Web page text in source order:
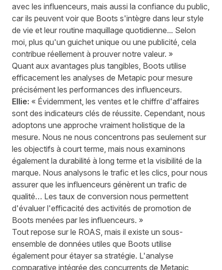
avec les influenceurs, mais aussi la confiance du public,
car ils peuvent voir que Boots s'intègre dans leur style
de vie et leur routine maquillage quotidienne... Selon
moi, plus qu'un guichet unique ou une publicité, cela
contribue réellement à prouver notre valeur. »
Quant aux avantages plus tangibles, Boots utilise
efficacement les analyses de Metapic pour mesure
précisément les performances des influenceurs.
Ellie: « Évidemment, les ventes et le chiffre d'affaires
sont des indicateurs clés de réussite. Cependant, nous
adoptons une approche vraiment holistique de la
mesure. Nous ne nous concentrons pas seulement sur
les objectifs à court terme, mais nous examinons
également la durabilité à long terme et la visibilité de la
marque. Nous analysons le trafic et les clics, pour nous
assurer que les influenceurs génèrent un trafic de
qualité… Les taux de conversion nous permettent
d'évaluer l'efficacité des activités de promotion de
Boots menées par les influenceurs. »
Tout repose sur le ROAS, mais il existe un sous-
ensemble de données utiles que Boots utilise
également pour étayer sa stratégie. L'analyse
comparative intégrée des concurrents de Metapic